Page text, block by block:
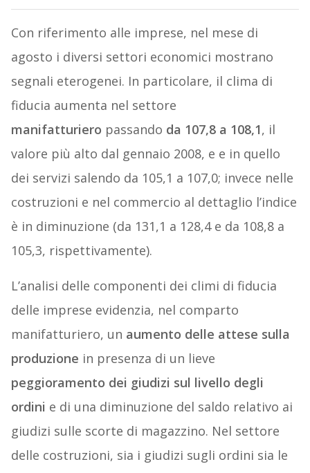
Con riferimento alle imprese, nel mese di
agosto i diversi settori economici mostrano
segnali eterogenei. In particolare, il clima di
fiducia aumenta nel settore
manifatturiero passando da 107,8 a 108,1, il
valore più alto dal gennaio 2008, e e in quello
dei servizi salendo da 105,1 a 107,0; invece nelle
costruzioni e nel commercio al dettaglio l’indice
è in diminuzione (da 131,1 a 128,4 e da 108,8 a
105,3, rispettivamente).
L’analisi delle componenti dei climi di fiducia
delle imprese evidenzia, nel comparto
manifatturiero, un aumento delle attese sulla
produzione in presenza di un lieve
peggioramento dei giudizi sul livello degli
ordini e di una diminuzione del saldo relativo ai
giudizi sulle scorte di magazzino. Nel settore
delle costruzioni, sia i giudizi sugli ordini sia le